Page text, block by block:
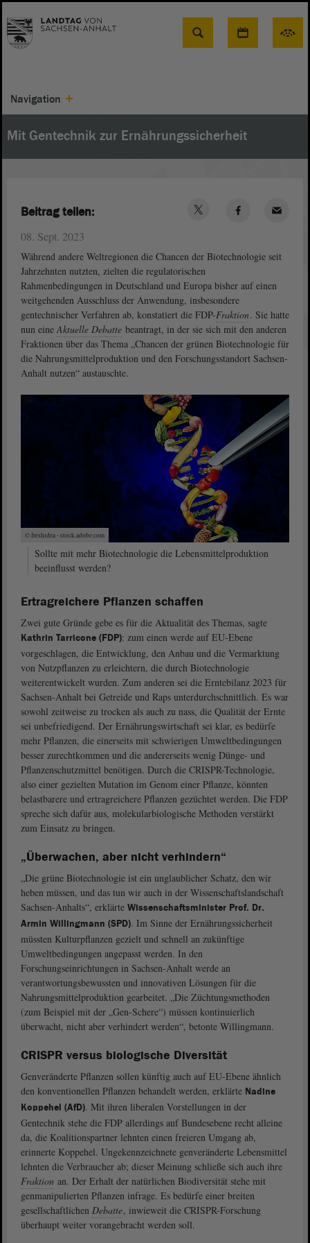
Suche
Navigation
Mit Gentechnik zur Ernährungssicherheit
08. Sept. 2023
Während andere Weltregionen die Chancen der Biotechnologie seit
Jahrzehnten nutzten, zielten die regulatorischen
Rahmenbedingungen in Deutschland und Europa bisher auf einen
weitgehenden Ausschluss der Anwendung, insbesondere
gentechnischer Verfahren ab, konstatiert die FDP-Fraktion. Sie hatte
nun eineAktuelle Debatte beantragt, in der sie sich mit den anderen
Fraktionen über das Thema „Chancen der grünen Biotechnologie für
die Nahrungsmittelproduktion und den Forschungsstandort Sachsen-
Anhalt nutzen“ austauschte.
© freshidea - stock.adobe.com
Sollte mit mehr Biotechnologie die Lebensmittelproduktion
beeinflusst werden?
Ertragreichere Pflanzen schaffen
Zwei gute Gründe gebe es für die Aktualität des Themas, sagte
Kathrin Tarricone (FDP): zum einen werde auf EU-Ebene
vorgeschlagen, die Entwicklung, den Anbau und die Vermarktung
von Nutzpflanzen zu erleichtern, die durch Biotechnologie
weiterentwickelt wurden. Zum anderen sei die Erntebilanz 2023 für
Sachsen-Anhalt bei Getreide und Raps unterdurchschnittlich. Es war
sowohl zeitweise zu trocken als auch zu nass, die Qualität der Ernte
sei unbefriedigend. Der Ernährungswirtschaft sei klar, es bedürfe
mehr Pflanzen, die einerseits mit schwierigen Umweltbedingungen
besser zurechtkommen und die andererseits wenig Dünge- und
Pflanzenschutzmittel benötigen. Durch die CRISPR-Technologie,
also einer gezielten Mutation im Genom einer Pflanze, könnten
belastbarere und ertragreichere Pflanzen gezüchtet werden. Die FDP
spreche sich dafür aus, molekularbiologische Methoden verstärkt
zum Einsatz zu bringen.
„Überwachen, aber nicht verhindern“
„Die grüne Biotechnologie ist ein unglaublicher Schatz, den wir
heben müssen, und das tun wir auch in der Wissenschaftslandschaft
Sachsen-Anhalts“, erklärte Wissenschaftsminister Prof. Dr.
Armin Willingmann (SPD). Im Sinne der Ernährungssicherheit
müssten Kulturpflanzen gezielt und schnell an zukünftige
Umweltbedingungen angepasst werden. In den
Forschungseinrichtungen in Sachsen-Anhalt werde an
verantwortungsbewussten und innovativen Lösungen für die
Nahrungsmittelproduktion gearbeitet. „Die Züchtungsmethoden
(zum Beispiel mit der „Gen-Schere“) müssen kontinuierlich
überwacht, nicht aber verhindert werden“, betonte Willingmann.
CRISPR versus biologische Diversität
Genveränderte Pflanzen sollen künftig auch auf EU-Ebene ähnlich
den konventionellen Pflanzen behandelt werden, erklärte Nadine
Koppehel (AfD). Mit ihren liberalen Vorstellungen in der
Gentechnik stehe die FDP allerdings auf Bundesebene recht alleine
da, die Koalitionspartner lehnten einen freieren Umgang ab,
erinnerte Koppehel. Ungekennzeichnete genveränderte Lebensmittel
lehnten die Verbraucher ab; dieser Meinung schließe sich auch ihre
Fraktion an. Der Erhalt der natürlichen Biodiversität stehe mit
genmanipulierten Pflanzen infrage. Es bedürfe einer breiten
gesellschaftlichen Debatte, inwieweit die CRISPR-Forschung
überhaupt weiter vorangebracht werden soll.
Beitrag teilen: